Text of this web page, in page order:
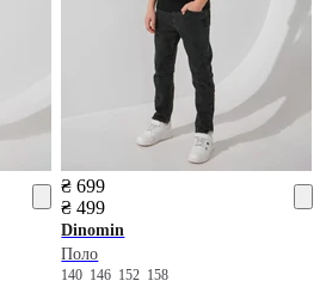
₴ 699
₴ 499
Dinomin
Поло
140 146 152 158